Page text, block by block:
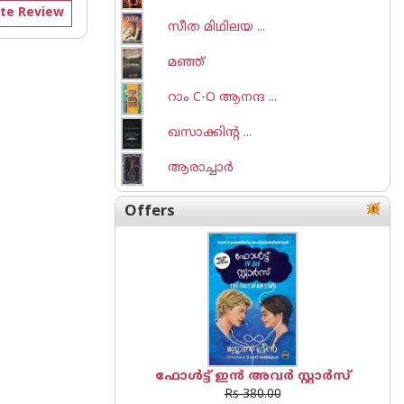
Review
സീത മിഥിലയ ...
മഞ്ഞ്
റാം C-O ആനന്ദ ...
ഖസാക്കിന്റ ...
ആരാച്ചാര്‍
Offers
ഫോൾട്ട് ഇൻ അവർ സ്റ്റാർസ്
Rs 380.00